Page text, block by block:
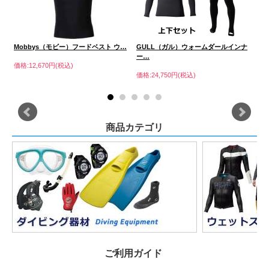
Mobbys（モビー）フードベスト ウ…
価格:12,670円(税込)
GULL（ガル）ウォームダールインナ
ー…
価格:24,750円(税込)
商品カテゴリ
ご利用ガイド